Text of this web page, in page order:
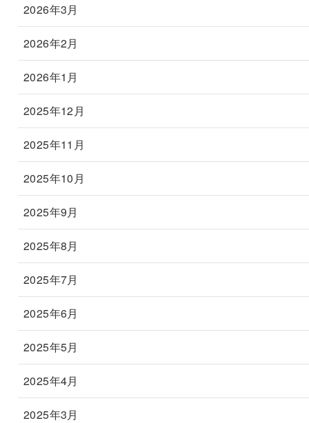
2026年3月
2026年2月
2026年1月
2025年12月
2025年11月
2025年10月
2025年9月
2025年8月
2025年7月
2025年6月
2025年5月
2025年4月
2025年3月